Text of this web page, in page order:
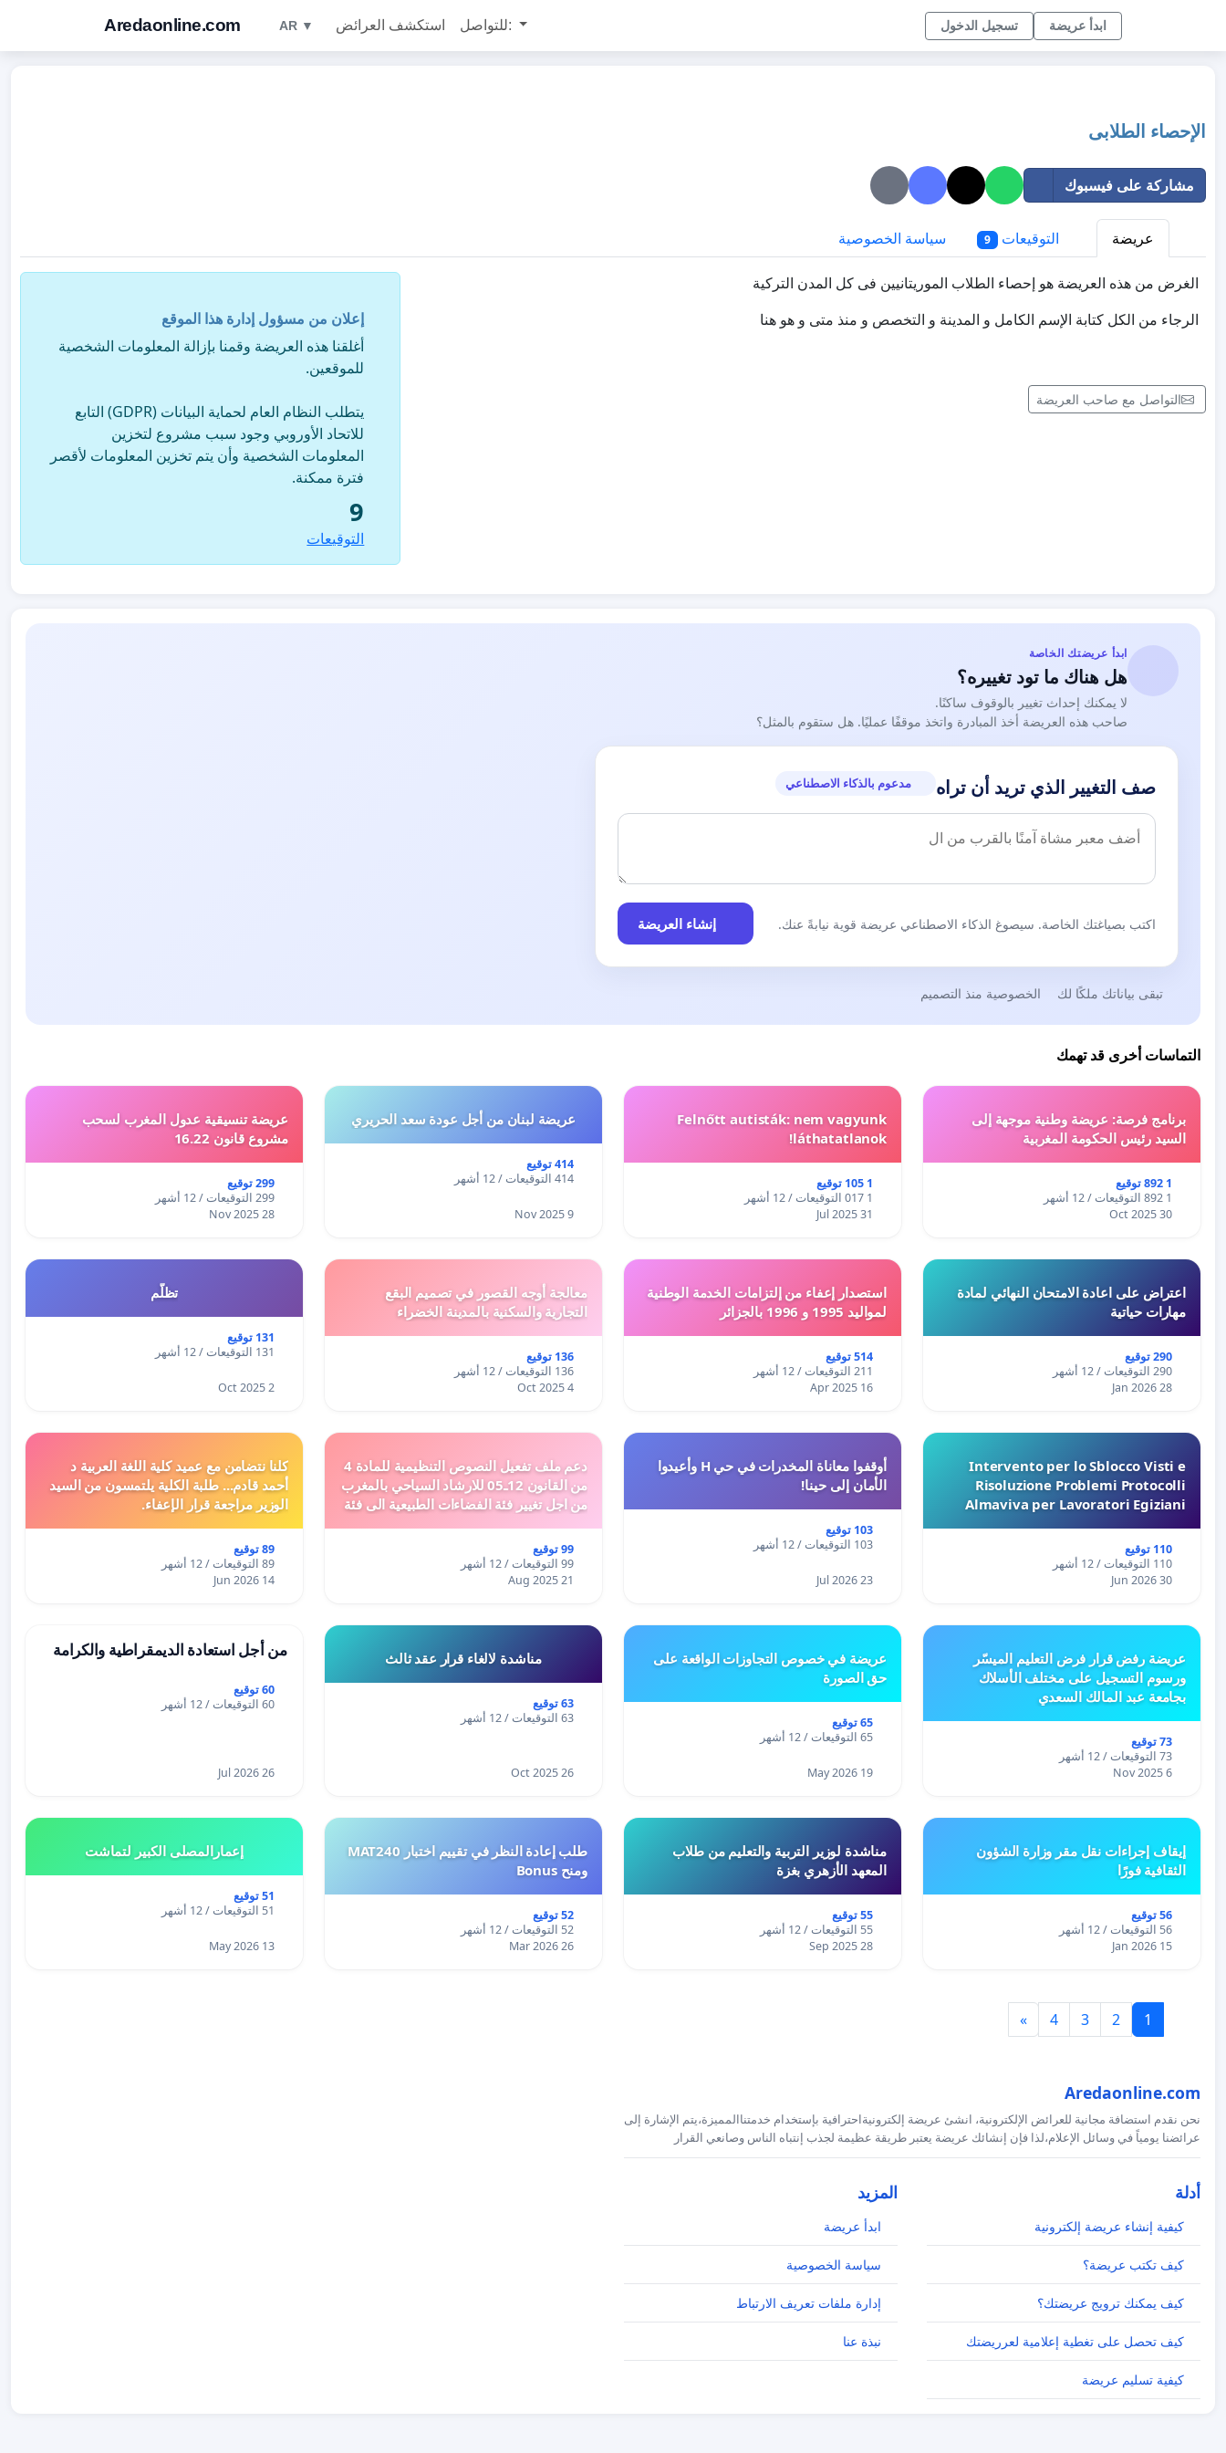
Aredaonline.com AR ▼ استكشف العرائض للتواصل: تسجيل الدخول ابدأ عريضة
الإحصاء الطلابى
مشاركة على فيسبوك
عريضة التوقيعات 9 سياسة الخصوصية
الغرض من هذه العريضة هو إحصاء الطلاب الموريتانيين فى كل المدن التركية
الرجاء من الكل كتابة الإسم الكامل و المدينة و التخصص و منذ متى و هو هنا
التواصل مع صاحب العريضة
إعلان من مسؤول إدارة هذا الموقع
أغلقنا هذه العريضة وقمنا بإزالة المعلومات الشخصية
للموقعين.
يتطلب النظام العام لحماية البيانات (GDPR) التابع
للاتحاد الأوروبي وجود سبب مشروع لتخزين
المعلومات الشخصية وأن يتم تخزين المعلومات لأقصر
فترة ممكنة.
9
التوقيعات
ابدأ عريضتك الخاصة
هل هناك ما تود تغييره؟
لا يمكنك إحداث تغيير بالوقوف ساكنًا.
صاحب هذه العريضة أخذ المبادرة واتخذ موقفًا عمليًا. هل ستقوم بالمثل؟
صف التغيير الذي تريد أن تراه مدعوم بالذكاء الاصطناعي
اكتب بصياغتك الخاصة. سيصوغ الذكاء الاصطناعي عريضة قوية نيابةً عنك. إنشاء العريضة
تبقى بياناتك ملكًا لك الخصوصية منذ التصميم
التماسات أخرى قد تهمك
برنامج فرصة: عريضة وطنية موجهة إلى
السيد رئيس الحكومة المغربية
1 892 توقيع
1 892 التوقيعات / 12 أشهر
30 Oct 2025
Felnőtt autisták: nem vagyunk
láthatatlanok!
1 105 توقيع
1 017 التوقيعات / 12 أشهر
31 Jul 2025
عريضة لبنان من أجل عودة سعد الحريري
414 توقيع
414 التوقيعات / 12 أشهر
9 Nov 2025
عريضة تنسيقية عدول المغرب لسحب
مشروع قانون 16.22
299 توقيع
299 التوقيعات / 12 أشهر
28 Nov 2025
اعتراض على اعادة الامتحان النهائي لمادة
مهارات حياتية
290 توقيع
290 التوقيعات / 12 أشهر
28 Jan 2026
استصدار إعفاء من إلتزامات الخدمة الوطنية
لمواليد 1995 و 1996 بالجزائر
514 توقيع
211 التوقيعات / 12 أشهر
16 Apr 2025
معالجة أوجه القصور في تصميم البقع
التجارية والسكنية بالمدينة الخضراء
136 توقيع
136 التوقيعات / 12 أشهر
4 Oct 2025
تظلّم
131 توقيع
131 التوقيعات / 12 أشهر
2 Oct 2025
Intervento per lo Sblocco Visti e
Risoluzione Problemi Protocolli
Almaviva per Lavoratori Egiziani
110 توقيع
110 التوقيعات / 12 أشهر
30 Jun 2026
أوقفوا معاناة المخدرات في حي H وأعيدوا
الأمان إلى حينا!
103 توقيع
103 التوقيعات / 12 أشهر
23 Jul 2026
دعم ملف تفعيل النصوص التنظيمية للمادة 4
من القانون 12ـ05 للارشاد السياحي بالمغرب
من اجل تغيير فئة الفضاءات الطبيعية الى فئة
99 توقيع
99 التوقيعات / 12 أشهر
21 Aug 2025
كلنا نتضامن مع عميد كلية اللغة العربية د
أحمد قادم... طلبة الكلية يلتمسون من السيد
الوزير مراجعة قرار الإعفاء.
89 توقيع
89 التوقيعات / 12 أشهر
14 Jun 2026
عريضة رفض قرار فرض التعليم الميسّر
ورسوم التسجيل على مختلف الأسلاك
بجامعة عبد المالك السعدي
73 توقيع
73 التوقيعات / 12 أشهر
6 Nov 2025
عريضة في خصوص التجاوزات الواقعة على
حق الصورة
65 توقيع
65 التوقيعات / 12 أشهر
19 May 2026
مناشدة لالغاء قرار عقد ثالث
63 توقيع
63 التوقيعات / 12 أشهر
26 Oct 2025
من أجل استعادة الديمقراطية والكرامة
60 توقيع
60 التوقيعات / 12 أشهر
26 Jul 2026
إيقاف إجراءات نقل مقر وزارة الشؤون
الثقافية فورًا
56 توقيع
56 التوقيعات / 12 أشهر
15 Jan 2026
مناشدة لوزير التربية والتعليم من طلاب
المعهد الأزهري بغزة
55 توقيع
55 التوقيعات / 12 أشهر
28 Sep 2025
طلب إعادة النظر في تقييم اختبار MAT240
ومنح Bonus
52 توقيع
52 التوقيعات / 12 أشهر
26 Mar 2026
إعمارالمصلى الكبير لتماشت
51 توقيع
51 التوقيعات / 12 أشهر
13 May 2026
1
2
3
4
»
Aredaonline.com
نحن نقدم استضافة مجانية للعرائض الإلكترونية، انشئ عريضة إلكترونيةاحترافية بإستخدام خدمتناالمميزة،يتم الإشارة إلى
عرائضنا يومياً في وسائل الإعلام،لذا فإن إنشائك عريضة يعتبر طريقة عظيمة لجذب إنتباه الناس وصانعي القرار
أدلة
كيفية إنشاء عريضة إلكترونية
كيف تكتب عريضة؟
كيف يمكنك ترويج عريضتك؟
كيف تحصل على تغطية إعلامية لعرريضتك
كيفية تسليم عريضة
المزيد
ابدأ عريضة
سياسة الخصوصية
إدارة ملفات تعريف الارتباط
نبذة عنا